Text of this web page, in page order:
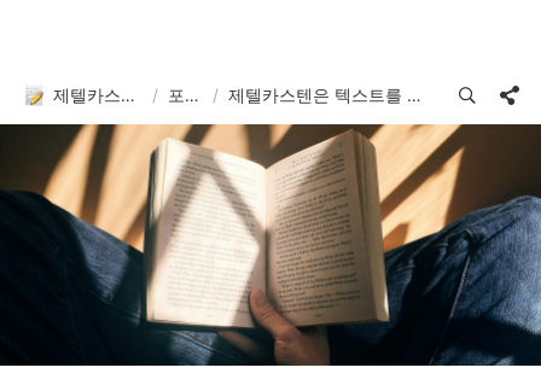
제텔카스텐 연구소 / 포스팅 / 제텔카스텐은 텍스트를 읽고 질문을 모으고 해답을 해답을 찾아가는 지식의 여정이다.